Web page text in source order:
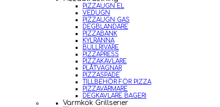
PIZZAUGN EL
VEDUGN
PIZZAUGN GAS
DEGBLANDARE
PIZZABÄNK
KYLRÄNNA
BULLRIVARE
PIZZAPRESS
PIZZAKAVLARE
PLÅTVAGNAR
PIZZASPADE
TILLBEHÖR FÖR PIZZA
PIZZAVÄRMARE
DEGKAVLARE BAGERI
Varmkök Grillserier